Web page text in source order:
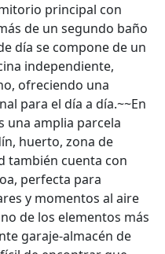
principal con
de un segundo baño
día se compone de un
independiente,
ofreciendo una
para el día a día.~~En
una amplia parcela
huerto, zona de
también cuenta con
perfecta para
y momentos al aire
de los elementos más
garaje-almacén de